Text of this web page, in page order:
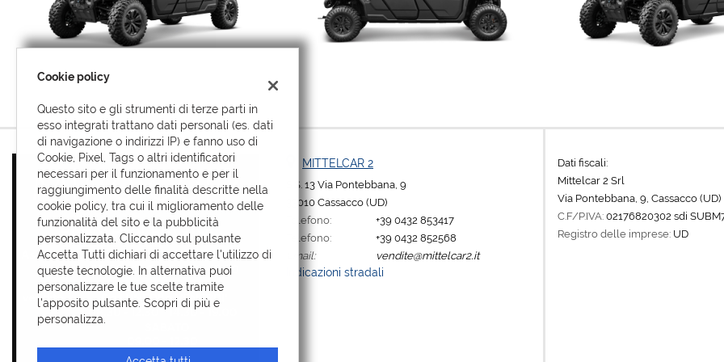
2WD/4WD
Freni a disco idraulici, uno per ogni ruota
Ant: 14×7.0 AT Post:12×8.0 AT
Ant: 29×9-14 Post: 29×9-14
Bordeaux RED – Forest Green
OMOLOGAZIONE
T3 – Agricolo
Versione con KIT CABINA:
MITTELCAR 2
S.S. 13 Via Pontebbana, 9
33010 Cassacco (UD)
Telefono:
+39 0432 853417
Telefono:
+39 0432 852568
Email:
vendite@mittelcar2.it
Indicazioni stradali
Dati fiscali:
Mittelcar 2 Srl
Via Pontebbana, 9, Cassacco (UD)
C.F/P.IVA:02176820302 sdi
Registro delle imprese: UD
Cookie policy
Questo sito e gli strumenti di terze parti in
esso integrati trattano dati personali (es. dati
di navigazione o indirizzi IP) e fanno uso di
Cookie, Pixel, Tags o altri identificatori
necessari per il funzionamento e per il
raggiungimento delle finalità descritte nella
cookie policy, tra cui il miglioramento delle
funzionalità del sito e la pubblicità
personalizzata. Cliccando sul pulsante
Accetta Tutti dichiari di accettare l'utilizzo di
queste tecnologie. In alternativa puoi
personalizzare le tue scelte tramite
l'apposito pulsante. Scopri di più e
personalizza.
Leggi
la